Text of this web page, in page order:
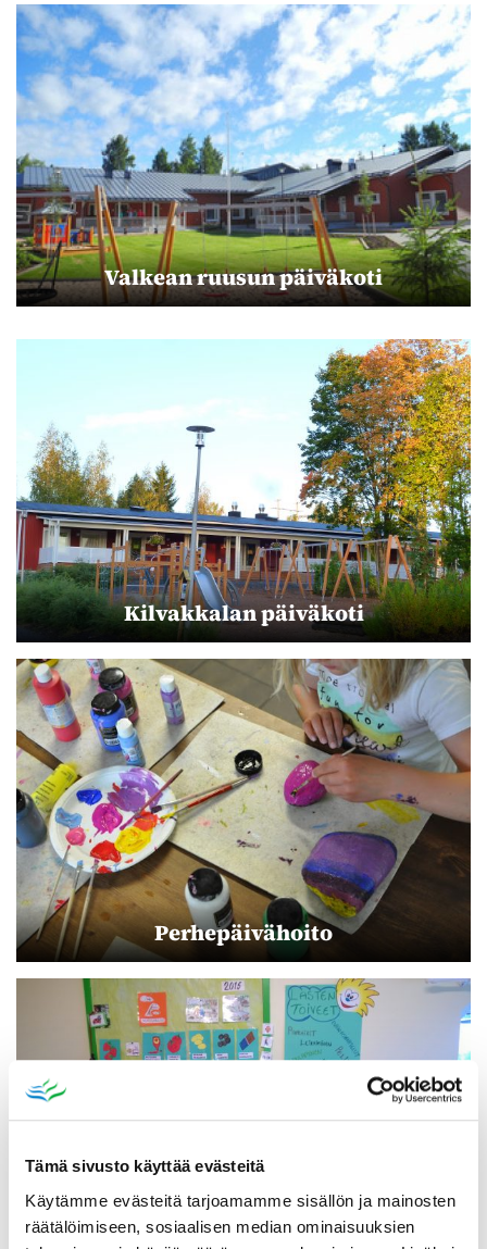
Tämä sivusto käyttää evästeitä
Käytämme evästeitä tarjoamamme sisällön ja mainosten
räätälöimiseen, sosiaalisen median ominaisuuksien
Valkean ruusun päiväkoti
Kilvakkalan päiväkoti
Perhepäivähoito